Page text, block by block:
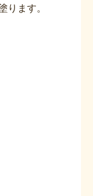
ります。